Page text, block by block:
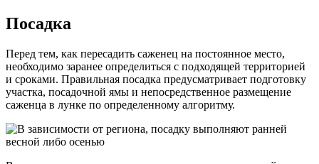
Посадка
Перед тем, как пересадить саженец на постоянное место,
необходимо заранее определиться с подходящей территорией
и сроками. Правильная посадка предусматривает подготовку
участка, посадочной ямы и непосредственное размещение
саженца в лунке по определенному алгоритму.